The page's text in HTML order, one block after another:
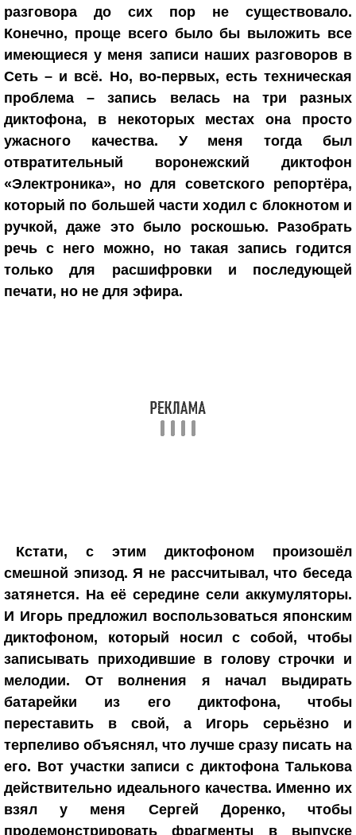
разговора до сих пор не существовало.
Конечно, проще всего было бы выложить все
имеющиеся у меня записи наших разговоров в
Сеть – и всё. Но, во-первых, есть техническая
проблема – запись велась на три разных
диктофона, в некоторых местах она просто
ужасного качества. У меня тогда был
отвратительный воронежский диктофон
«Электроника», но для советского репортёра,
который по большей части ходил с блокнотом и
ручкой, даже это было роскошью. Разобрать
речь с него можно, но такая запись годится
только для расшифровки и последующей
печати, но не для эфира.
Кстати, с этим диктофоном произошёл
смешной эпизод. Я не рассчитывал, что беседа
затянется. На её середине сели аккумуляторы.
И Игорь предложил воспользоваться японским
диктофоном, который носил с собой, чтобы
записывать приходившие в голову строчки и
мелодии. От волнения я начал выдирать
батарейки из его диктофона, чтобы
переставить в свой, а Игорь серьёзно и
терпеливо объяснял, что лучше сразу писать на
его. Вот участки записи с диктофона Талькова
действительно идеального качества. Именно их
взял у меня Сергей Доренко, чтобы
продемонстрировать фрагменты в выпуске